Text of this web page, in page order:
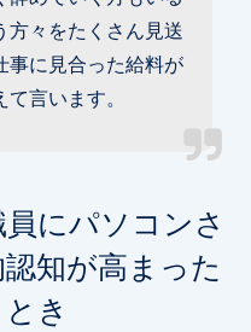
方々をたくさん見送
事に見合った給料が
言います。
にパソコンさ
知が高まった
き